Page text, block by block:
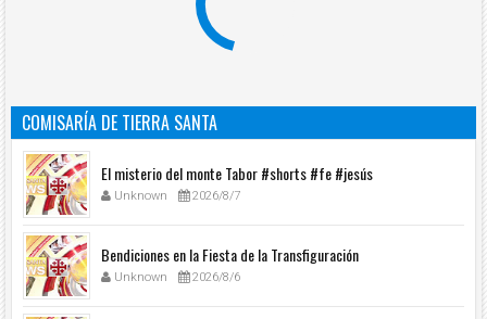
COMISARÍA DE TIERRA SANTA
El misterio del monte Tabor #shorts #fe #jesús
Unknown 2026/8/7
Bendiciones en la Fiesta de la Transfiguración
Unknown 2026/8/6